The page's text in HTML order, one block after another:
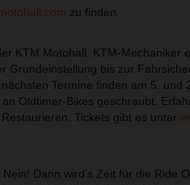
zu finden.
KTM Motohall. KTM-Mechaniker
Grundeinstellung bis zur
Termine finden am 5. und
Oldtimer-Bikes geschraubt.
Tickets gibt es unter
Dann wird’s Zeit für die Ride